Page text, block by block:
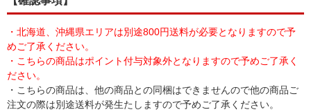
・北海道、沖縄県エリアは別途800円送料が必要となりますので予
めご了承ください。
・こちらの商品はポイント付与対象外となりますので予めご了承く
ださい。
・こちらの商品は、他の商品との同梱はできませんので他の商品ご
注文の際は別途送料が発生たしますので予めご了承ください。